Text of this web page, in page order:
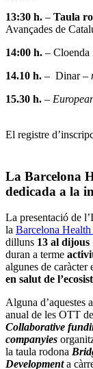
13:30 h. – Taula
Avançades de
14:00 h. – Cloenda
14.10 h. – Dinar –
15.30 h. –
El registre
La Barcelona
dedicada a la
La presentació de
la Barcelona
dilluns 13 al dijous
duran a terme
algunes de caràcter
en salut de
Alguna d’aquestes
anual de les OTT
Collaborative
companyies
la taula rodona
Developmenta